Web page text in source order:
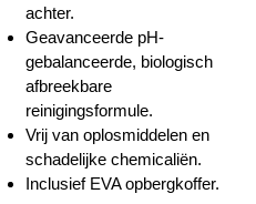
achter.
Geavanceerde pH-
gebalanceerde, biologisch
afbreekbare
reinigingsformule.
Vrij van oplosmiddelen en
schadelijke chemicaliën.
Inclusief EVA opbergkoffer.